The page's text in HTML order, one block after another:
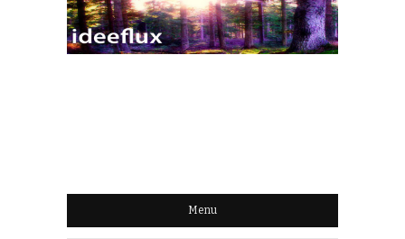
IDEEFLUX | STROOM
VAN IDEEËN
Menu